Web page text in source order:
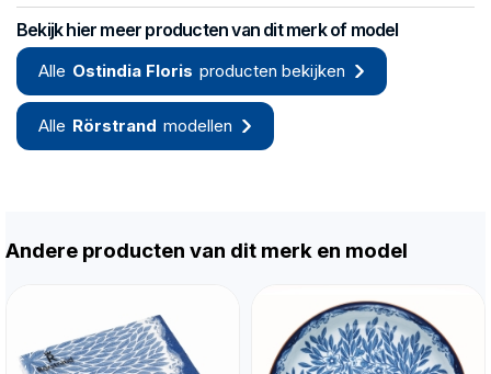
Bekijk hier meer producten van dit merk of model
Alle Ostindia Floris producten bekijken
Alle Rörstrand modellen
Andere producten van dit merk en model